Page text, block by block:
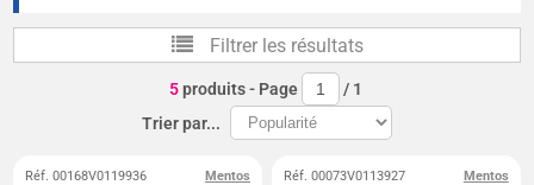
Filtrer les résultats
5produits- Page / 1
Trier par...
Mentos
Réf. 00168V0119936 Mentos
Réf. 00073V0113927